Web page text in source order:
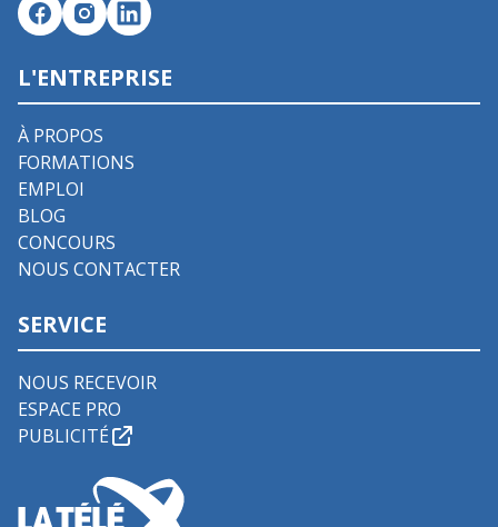
L'ENTREPRISE
À PROPOS
FORMATIONS
EMPLOI
BLOG
CONCOURS
NOUS CONTACTER
SERVICE
NOUS RECEVOIR
ESPACE PRO
PUBLICITÉ